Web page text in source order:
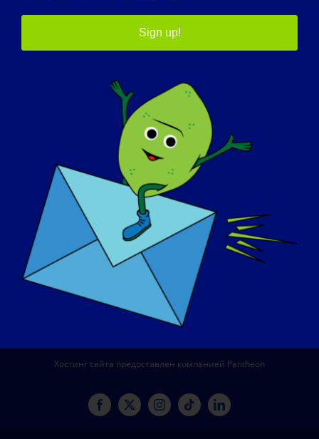
ПРОЖЕКТОРЫ
СОБЫТИЯ
СВЯЗАТЬСЯ С
МАГАЗИН
ПОЖЕРТВОВАТЬ
Хостинг сайта предоставлен компанией Pantheon
Sign up!